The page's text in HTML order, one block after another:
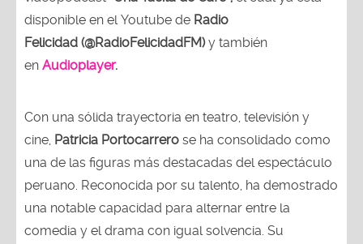
disponible en el Youtube de Radio
Felicidad (@RadioFelicidadFM)y también
en Audioplayer.
Con una sólida trayectoria en teatro, televisión y
cine, Patricia Portocarrero se ha consolidado como
una de las figuras más destacadas del espectáculo
peruano. Reconocida por su talento, ha demostrado
una notable capacidad para alternar entre la
comedia y el drama con igual solvencia. Su